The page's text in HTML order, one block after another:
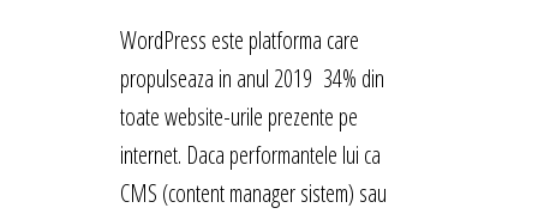
WordPress este platforma care
propulseaza in anul 2019 34% din
toate website-urile prezente pe
internet. Daca performantele lui ca
CMS (content manager sistem) sau